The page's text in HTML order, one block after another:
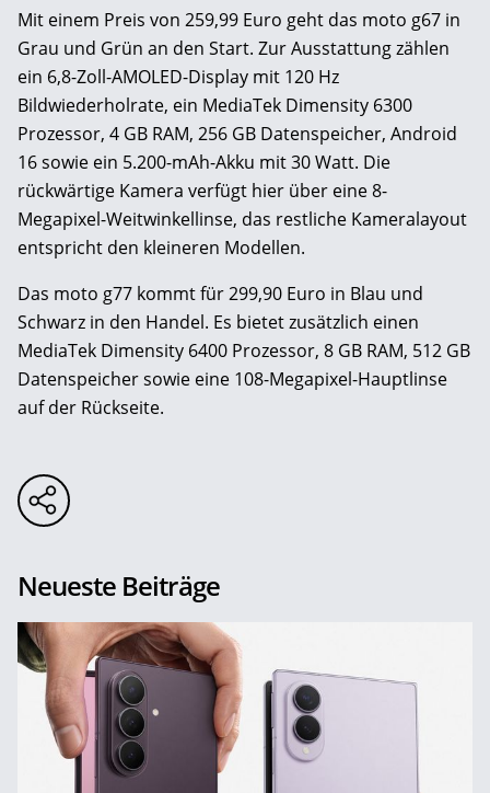
Mit einem Preis von 259,99 Euro geht das moto g67 in
Grau und Grün an den Start. Zur Ausstattung zählen
ein 6,8-Zoll-AMOLED-Display mit 120 Hz
Bildwiederholrate, ein MediaTek Dimensity 6300
Prozessor, 4 GB RAM, 256 GB Datenspeicher, Android
16 sowie ein 5.200-mAh-Akku mit 30 Watt. Die
rückwärtige Kamera verfügt hier über eine 8-
Megapixel-Weitwinkellinse, das restliche Kameralayout
entspricht den kleineren Modellen.
Das moto g77 kommt für 299,90 Euro in Blau und
Schwarz in den Handel. Es bietet zusätzlich einen
MediaTek Dimensity 6400 Prozessor, 8 GB RAM, 512 GB
Datenspeicher sowie eine 108-Megapixel-Hauptlinse
auf der Rückseite.
Neueste Beiträge